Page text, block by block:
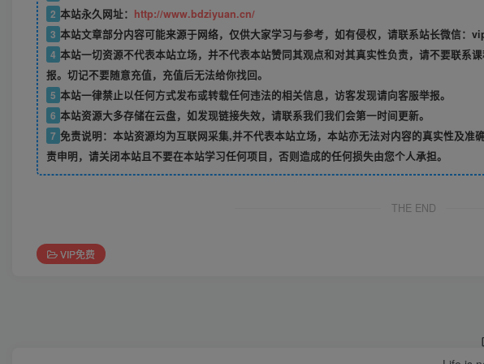
2 本站永久网址： http://www.bdziyuan.cn/
3 本站文章部分内容可能来源于网络，仅供大家学习与参考，如有侵权，请联系站长微信：
4 本站一切资源不代表本站立场，并不代表本站赞同其观点和对其真实性负责，请不要联系
报。切记不要随意充值，充值后无法给你找回。
5 本站一律禁止以任何方式发布或转载任何违法的相关信息，访客发现请向客服举报。
6 本站资源大多存储在云盘，如发现链接失效，请联系我们我们会第一时间更新。
7 免责说明：本站资源均为互联网采集,并不代表本站立场，本站亦无法对内容的真实性及
责申明，请关闭本站且不要在本站学习任何项目，否则造成的任何损失由您个人承担。
THE END
VIP免费